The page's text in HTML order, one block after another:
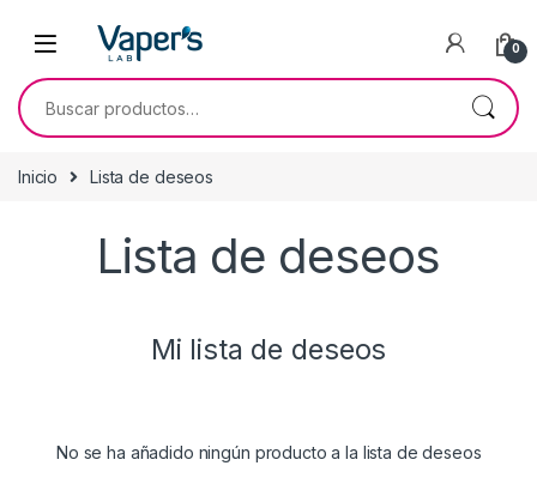
0
Inicio Lista de deseos
Lista de deseos
Mi lista de deseos
No se ha añadido ningún producto a la lista de deseos